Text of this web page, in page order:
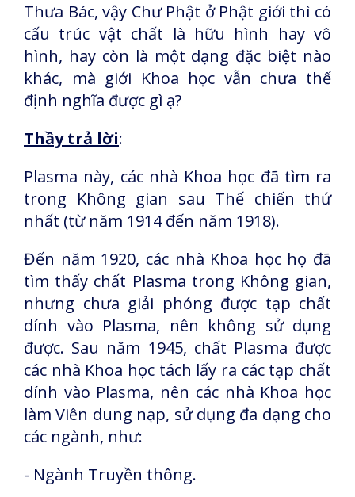
Thưa Bác, vậy Chư Phật ở Phật giới thì có
cấu trúc vật chất là hữu hình hay vô
hình, hay còn là một dạng đặc biệt nào
khác, mà giới Khoa học vẫn chưa thế
định nghĩa được gì ạ?
Thầy trả lời:
Plasma này, các nhà Khoa học đã tìm ra
trong Không gian sau Thế chiến thứ
nhất (từ năm 1914 đến năm 1918).
Đến năm 1920, các nhà Khoa học họ đã
tìm thấy chất Plasma trong Không gian,
nhưng chưa giải phóng được tạp chất
dính vào Plasma, nên không sử dụng
được. Sau năm 1945, chất Plasma được
các nhà Khoa học tách lấy ra các tạp chất
dính vào Plasma, nên các nhà Khoa học
làm Viên dung nạp, sử dụng đa dạng cho
các ngành, như:
- Ngành Truyền thông.